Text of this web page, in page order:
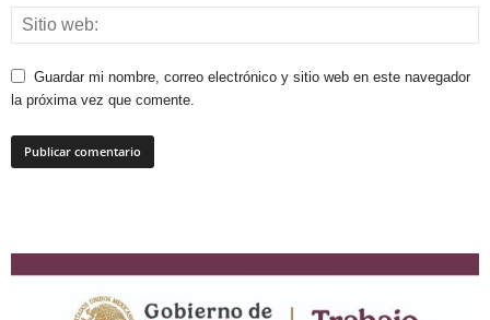
Guardar mi nombre, correo electrónico y sitio web en este navegador
la próxima vez que comente.